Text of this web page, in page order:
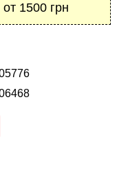
1500 грн